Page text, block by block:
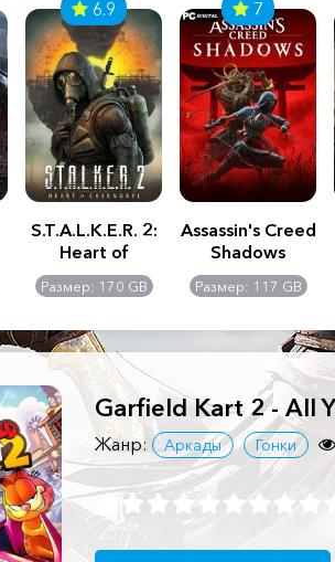
6.9
S.T.A.L.K.E.R. 2:
Heart of
Chernobyl -
Ultimate Edition
Размер: 170 GB
7
Assassin's Creed
Shadows
Размер: 117 GB
Garfield Kart 2 - All
Жанр: Аркады Гонки